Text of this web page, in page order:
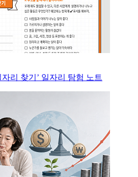
자리 찾기’ 일자리 탐험 노트